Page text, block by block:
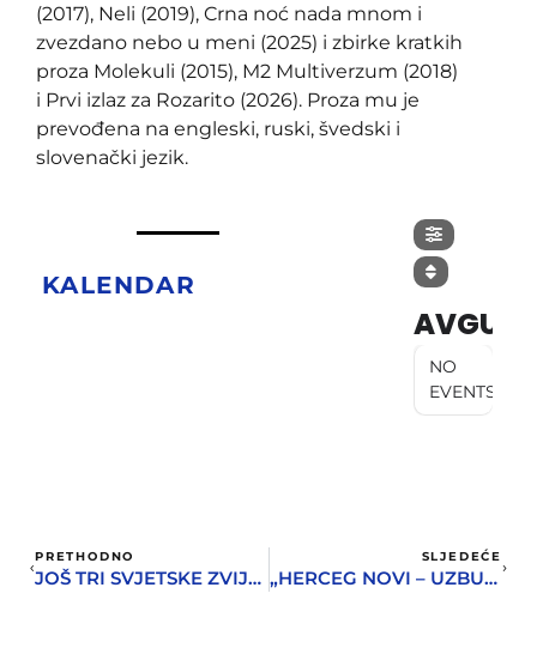
(2017), Neli (2019), Crna noć nada mnom i
zvezdano nebo u meni (2025) i zbirke kratkih
proza Molekuli (2015), M2 Multiverzum (2018)
i Prvi izlaz za Rozarito (2026). Proza mu je
prevođena na engleski, ruski, švedski i
slovenački jezik.
KALENDAR
AVGUST
NO
EVENTS
PRETHODNO
JOŠ TRI SVJETSKE ZVIJEZDE STIŽU NA JUBILARNI HSF
SLJEDEĆE
„HERCEG NOVI – UZBUDLJIVI GRAD“ – KONFERENCIJA O BRENDINGU I KULTURNOM TURIZMU